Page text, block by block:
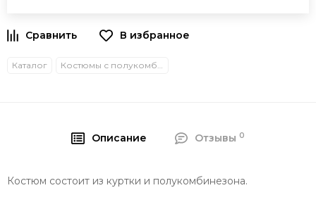
В избранное
Каталог Костюмы с полукомбинезонами
Описание Отзывы 0
Костюм состоит из куртки и полукомбинезона.